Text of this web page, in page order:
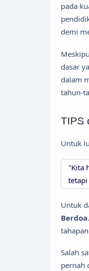
pada
demi
dasar
dalam
tahun-
TIPS
Untuk
"Kita
Untuk
Berdoa
Salah
pernah